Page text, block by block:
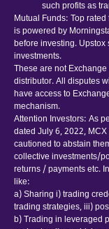
such profits as
Mutual Funds: Top
is powered by
before investing.
investments.
These are not
distributor. All disputes
have access to
mechanism.
Attention Investors: As
dated July 6, 2022,
cautioned to abstain
collective investments/
returns / payments etc.
like:
a) Sharing i) trading
trading strategies, iii)
b) Trading in leveraged